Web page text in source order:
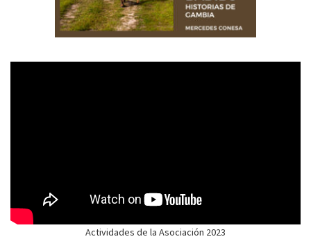
Actividades de la Asociación 2023